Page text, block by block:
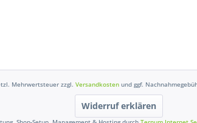
Mehrwertsteuer zzgl. Versandkostenund ggf.
Widerruf erklären